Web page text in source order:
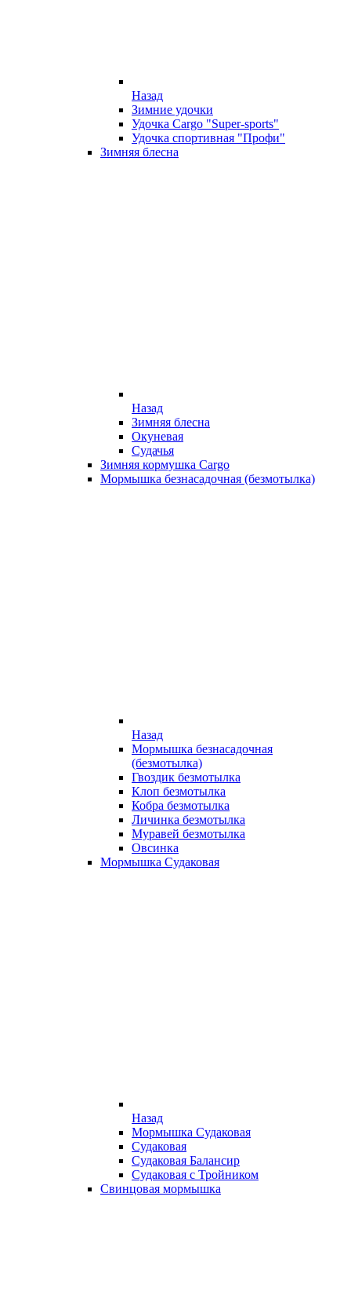
Назад
Зимние удочки
Удочка Cargo "Super-sports"
Удочка спортивная "Профи"
Зимняя блесна
Назад
Зимняя блесна
Окуневая
Судачья
Зимняя кормушка Cargo
Мормышка безнасадочная (безмотылка)
Назад
Мормышка безнасадочная
(безмотылка)
Гвоздик безмотылка
Клоп безмотылка
Кобра безмотылка
Личинка безмотылка
Муравей безмотылка
Овсинка
Мормышка Судаковая
Назад
Мормышка Судаковая
Судаковая
Судаковая Балансир
Судаковая с Тройником
Свинцовая мормышка